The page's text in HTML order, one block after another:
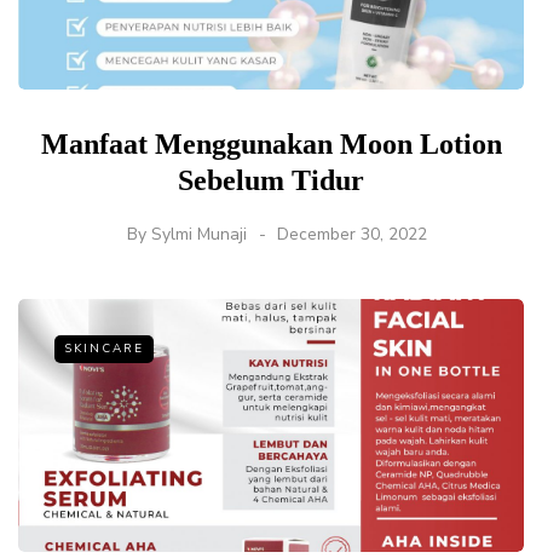
Manfaat Menggunakan Moon Lotion
Sebelum Tidur
By Sylmi Munaji December 30, 2022
SKINCARE